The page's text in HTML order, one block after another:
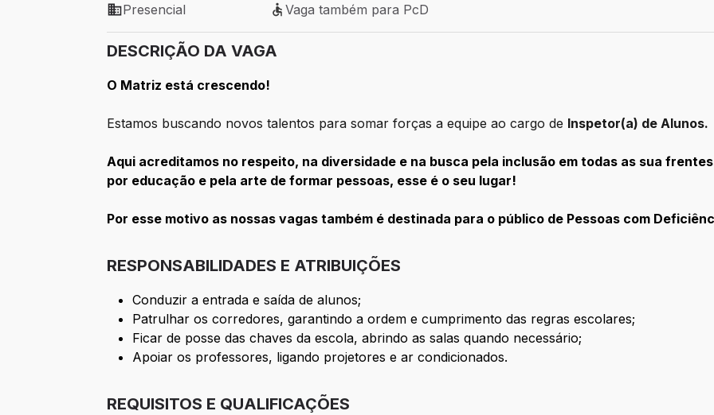
Modelo de trabalho: Presencial
Presencial
Vaga também para PcD
Vaga também para PcD
DESCRIÇÃO DA VAGA
O Matriz está crescendo!
Estamos buscando novos talentos para somar forças a equipe ao cargo de Inspetor(a) de Alunos.
Aqui acreditamos no respeito, na diversidade e na busca pela inclusão em todas as sua
por educação e pela arte de formar pessoas, esse é o seu lugar!
Por esse motivo as nossas vagas também é destinada para o público de Pessoas com
RESPONSABILIDADES E ATRIBUIÇÕES
Conduzir a entrada e saída de alunos;
Patrulhar os corredores, garantindo a ordem e cumprimento das regras escolares;
Ficar de posse das chaves da escola, abrindo as salas quando necessário;
Apoiar os professores, ligando projetores e ar condicionados.
REQUISITOS E QUALIFICAÇÕES